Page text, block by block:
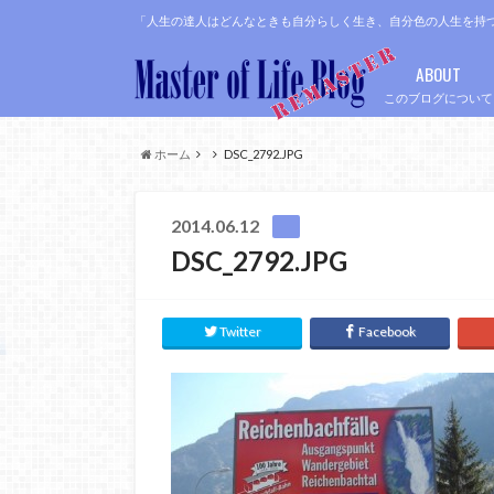
「人生の達人はどんなときも自分らしく生き、自分色の人生を持
このブログについて
ABOUT
ホーム DSC_2792.JPG
2014.06.12
DSC_2792.JPG
Twitter Facebook